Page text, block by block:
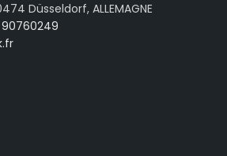
Düsseldorf, ALLEMAGNE
90760249